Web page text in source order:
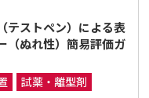
テストペン）による表
（ぬれ性）簡易評価ガ
試薬・離型剤